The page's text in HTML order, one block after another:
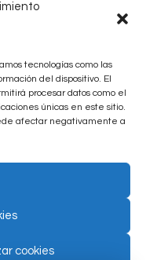
tecnologías como las
del dispositivo. El
procesar datos como el
únicas en este sitio.
afectar negativamente a
cookies